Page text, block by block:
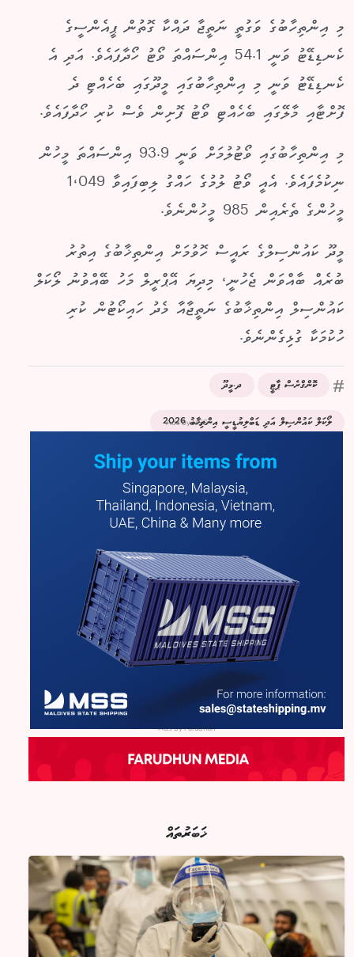
މި އިންތިހާބުގެ ވަގުތީ ނަތީޖާ ދައްކާ ގޮތުން ޕީއެންސީގެ
ކެނޑިޑޭޓު ވަނީ 54.1 އިންސައްތަ ވޯޓު ހޯދާފައެވެ. އަދި އެ
ކެނޑިޑޭޓު ވަނީ މި އިންތިހާބުގައި މީދޫގައި ބެހެއްޓި ދެ
ފޮށްޓާއި މާލޭގައި ބެހެއްޓި ވޯޓު ފޮށިން ވެސް ކުރި ހޯދާފައެވެ.
މި އިންތިހާބުގައި ވޯޓުލުމަށް ވަނީ 93.9 އިންސައްތަ މީހުން
ނިކުމެފައެވެ. އެއީ ވޯޓު ލުމުގެ ހައްގު ލިބިފައިވާ 1،049
މީހުންގެ ތެރެއިން 985 މީހުންނެވެ.
މީދޫ ކައުންސިލްގެ ރައީސް ހޮވުމަށް އިންތިޚާބުގެ އިތުރު
ބުރެއް ބާއްވަން ޖެހުނީ، މިދިޔަ އޭޕްރީލް މަހު ބޭއްވުނު ލޯކަލް
ކައުންސިލް އިންތިޚާބުގެ ނަތީޖާއާ މެދު ހައިކޯޓުން ކުރި
ހުކުމަކާ ގުޅިގެންނެވެ.
ކޮންގްރެސް ޕާޓީ ދ.މީދޫ
ލޯކަލް ކައުންސިލް އަދި ޑަބްލިޔުޑީސީ އިންތިޚާބު 2026Ads by MSS
Ads by Farudhun
ޚަބަރުތައް